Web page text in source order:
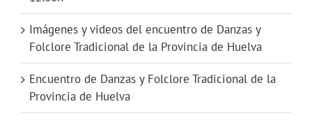
Imágenes y videos del encuentro de Danzas y
Folclore Tradicional de la Provincia de Huelva
Encuentro de Danzas y Folclore Tradicional de la
Provincia de Huelva